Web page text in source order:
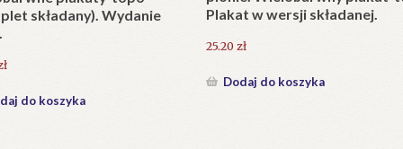
Tatr (Wybór tekstów)